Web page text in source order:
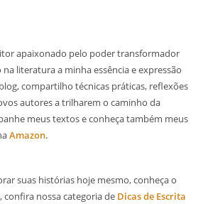
apaixonado pelo poder transformador
literatura a minha essência e expressão
compartilho técnicas práticas, reflexões
autores a trilharem o caminho da
meus textos e conheça também meus
Amazon.
suas histórias hoje mesmo, conheça o
, confira nossa categoria de Dicas de Escrita